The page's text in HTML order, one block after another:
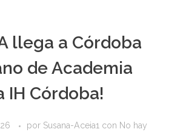
llega a Córdoba
de Academia
IH Córdoba!
por Susana-Aceia1 con No hay